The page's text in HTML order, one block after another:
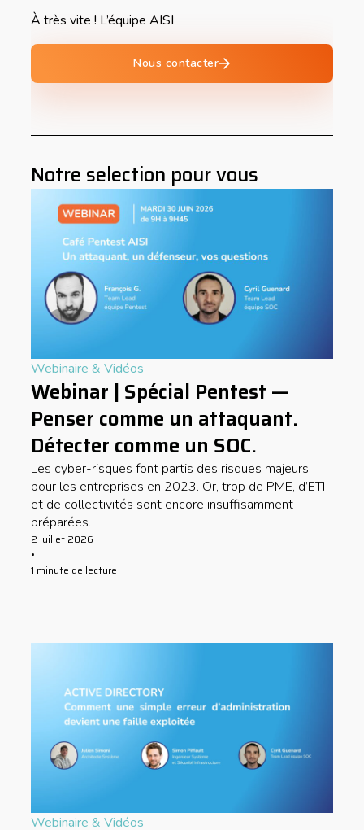
À très vite ! L’équipe AISI
Nous contacter
Notre selection pour vous
Webinaire & Vidéos
Webinar | Spécial Pentest —
Penser comme un attaquant.
Détecter comme un SOC.
Les cyber-risques font partis des risques majeurs
pour les entreprises en 2023. Or, trop de PME, d’ETI
et de collectivités sont encore insuffisamment
préparées.
2 juillet 2026
•
1 minute de lecture
Webinaire & Vidéos